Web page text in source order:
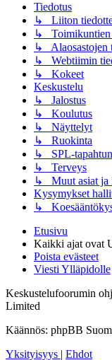
Tiedotus
↳ Liiton
↳ Toimikuntien
↳ Alaosastojen
↳ Webtiimin
↳ Kokeet
Keskustelu
↳ Jalostus
↳ Koulutus
↳ Näyttelyt
↳ Ruokinta
↳ SPL-
↳ Terveys
↳ Muut asiat ja
Kysymykset
↳
Etusivu
Kaikki ajat ovat
Poista evästeet
Viesti Ylläpidolle
Keskustelufoorumin
Limited
Käännös: phpBB
Yksityisyys
Ehdot